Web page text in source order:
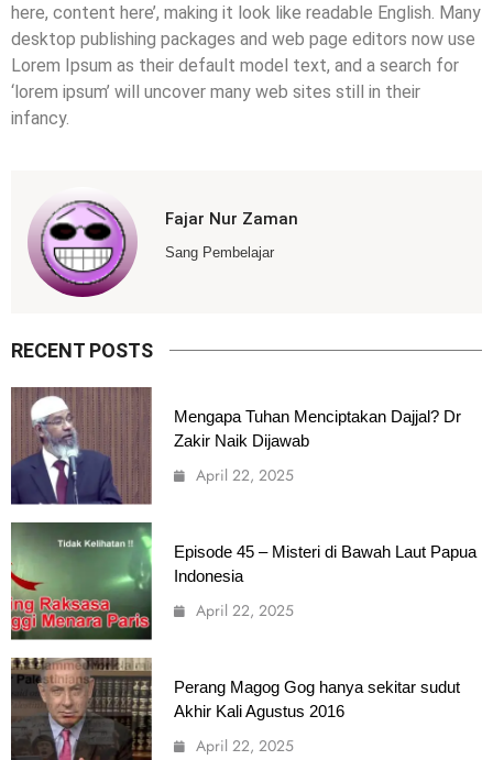
here, content here’, making it look like readable English. Many
desktop publishing packages and web page editors now use
Lorem Ipsum as their default model text, and a search for
‘lorem ipsum’ will uncover many web sites still in their
infancy.
Fajar Nur Zaman
Sang Pembelajar
RECENT POSTS
Mengapa Tuhan Menciptakan Dajjal? Dr
Zakir Naik Dijawab
April 22, 2025
Episode 45 – Misteri di Bawah Laut Papua
Indonesia
April 22, 2025
Perang Magog Gog hanya sekitar sudut
Akhir Kali Agustus 2016
April 22, 2025